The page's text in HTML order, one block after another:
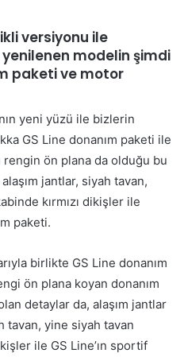
versiyonu ile
yenilenen modelin şimdi
paketi ve motor
yeni yüzü ile bizlerin
GS Line donanım paketi ile
rengin ön plana da olduğu bu
jantlar, siyah tavan,
kırmızı dikişler ile
paketi.
birlikte GS Line donanım
ön plana koyan donanım
detaylar da, alaşım jantlar
tavan, yine siyah tavan
ile GS Line’ın sportif